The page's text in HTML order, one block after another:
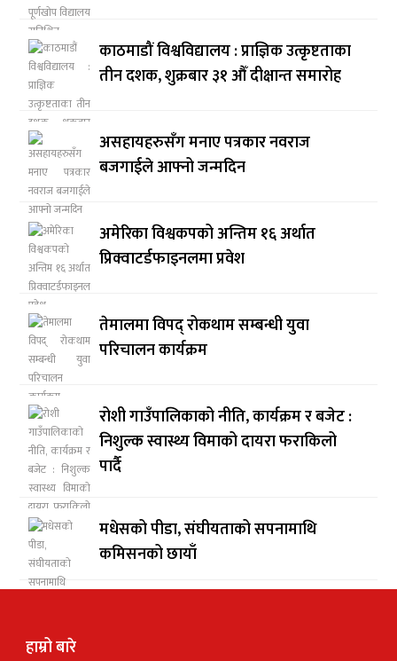
काठमाडौं विश्वविद्यालय : प्राज्ञिक उत्कृष्टताका
तीन दशक, शुक्रबार ३१ औँ दीक्षान्त समारोह
असहायहरुसँग मनाए पत्रकार नवराज
बजगाईले आफ्नो जन्मदिन
अमेरिका विश्वकपको अन्तिम १६ अर्थात
प्रिक्वाटर्डफाइनलमा प्रवेश
तेमालमा विपद् रोकथाम सम्बन्धी युवा
परिचालन कार्यक्रम
रोशी गाउँपालिकाको नीति, कार्यक्रम र बजेट :
निशुल्क स्वास्थ्य विमाको दायरा फराकिलो
पार्दै
मधेसको पीडा, संघीयताको सपनामाथि
कमिसनको छायाँ
हाम्रो बारे